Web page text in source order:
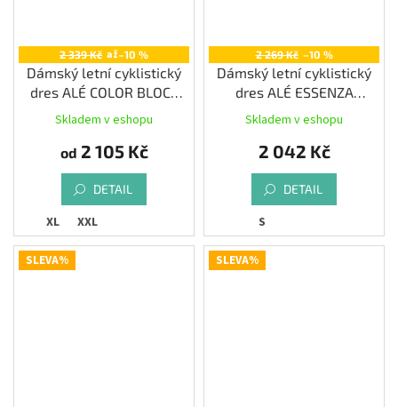
2 339 Kč až–10 %
Dámský letní cyklistický
dres ALÉ COLOR BLOCK
PRAGMA, white
Skladem v eshopu
od 2 105 Kč
DETAIL
XL XXL
2 269 Kč –10 %
Dámský letní cyklistický
dres ALÉ ESSENZA
PRAGMA, fuchsia
Skladem v eshopu
2 042 Kč
DETAIL
S
SLEVA% SLEVA%